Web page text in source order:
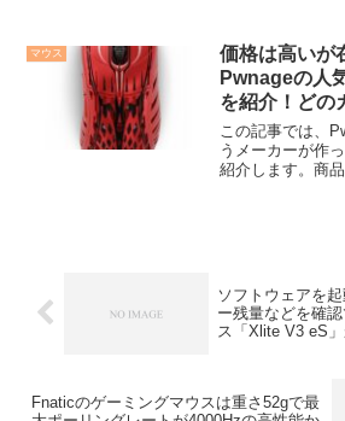
く、ポーリング
ることが...
マウス
価格は高いが
Pwnageの人
を紹介！どの
い！
この記事では、
うメーカーが作
紹介します。商
ソフトウェアを
ー残量などを確
ス「Xlite V3 eS
Fnaticのゲーミングマウスは重さ52gで最